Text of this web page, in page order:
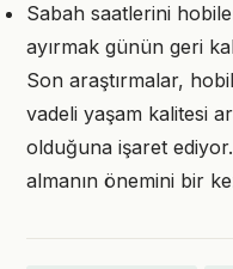
Sabah saatlerini
ayırmak günün geri
Son araştırmalar,
vadeli yaşam kalitesi
olduğuna işaret
almanın önemini bir